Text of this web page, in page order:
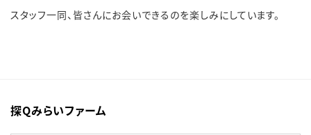
スタッフ一同、皆さんにお会いできるのを楽しみにしています。
探Qみらいファーム